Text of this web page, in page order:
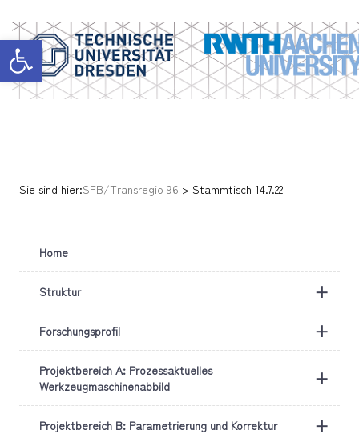
Werkzeugleiste öffnen
Sie sind hier:SFB/Transregio 96 > Stammtisch 14.7.22
Home
+
Struktur
+
Forschungsprofil
+
Projektbereich A: Prozessaktuelles
Werkzeugmaschinenabbild
+
Projektbereich B: Parametrierung und Korrektur